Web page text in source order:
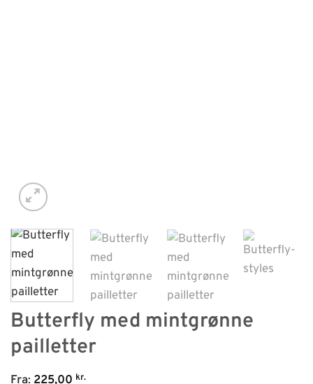
Butterfly med mintgrønne
pailletter
Fra: 225,00 kr.